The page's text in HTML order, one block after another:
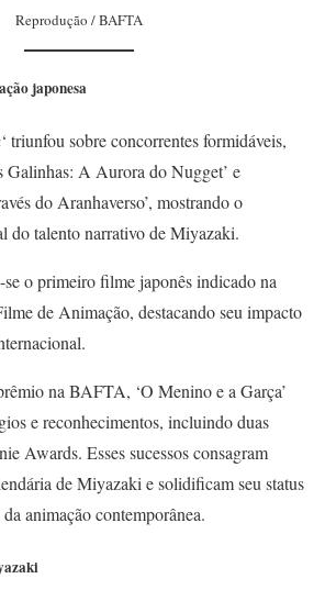
Reprodução / BAFTA
japonesa
‘ triunfou sobre concorrentes formidáveis,
Galinhas: A Aurora do Nugget’ e
do Aranhaverso’, mostrando o
do talento narrativo de Miyazaki.
o primeiro filme japonês indicado na
de Animação, destacando seu impacto
na BAFTA, ‘O Menino e a Garça’
e reconhecimentos, incluindo duas
Awards. Esses sucessos consagram
de Miyazaki e solidificam seu status
animação contemporânea.